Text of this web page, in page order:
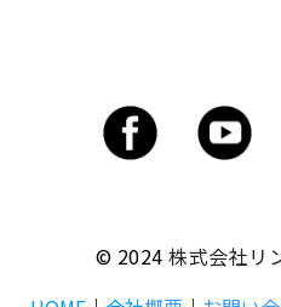
© 2024株式会社リ